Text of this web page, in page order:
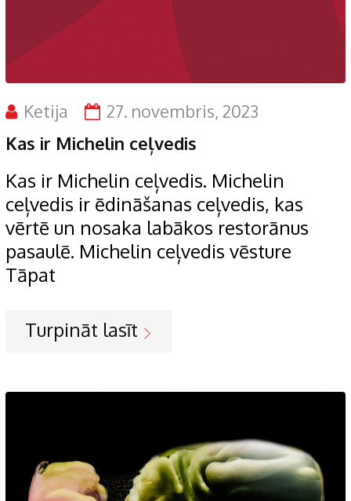
Ketija 27. novembris, 2023
Kas ir Michelin ceļvedis
Kas ir Michelin ceļvedis. Michelin
ceļvedis ir ēdināšanas ceļvedis, kas
vērtē un nosaka labākos restorānus
pasaulē. Michelin ceļvedis vēsture
Tāpat
Turpināt lasīt